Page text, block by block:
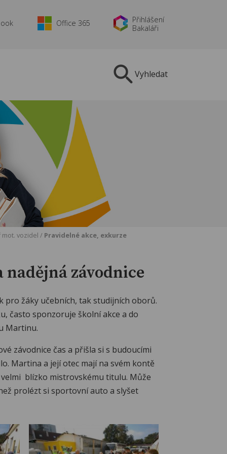
Office 365
Přihlášení
Bakaláři
Vyhledat
vozidel / Pravidelné akce, exkurze
závodnice
pro žáky učebních, tak studijních oborů.
často sponzoruje školní akce a do
Martinu.
závodnice čas a přišla si s budoucími
Martina a její otec mají na svém kontě
velmi blízko mistrovskému titulu. Může
prolézt si sportovní auto a slyšet